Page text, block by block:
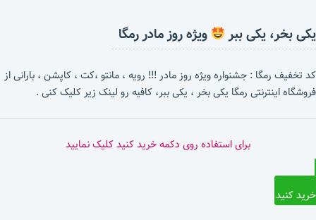
یکی بخر، یکی ببر ویژه روز مادر رمگا
کد تخفیف رمگا : جشنواره ویژه روز مادر !!! رویه ، مانتو ،کت ، کاپشن ، بارانی از
فروشگاه اینترنتی رمگا یکی بخر ، یکی ببر، کافیه رو لینک زیر کلیک کنی .
برای استفاده روی دکمه خرید کنید کلیک نمایید
خرید کنید